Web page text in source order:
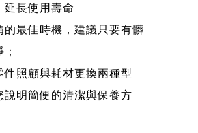
延長使用壽命
的最佳時機，建議只要有髒
件照顧與耗材更換兩種型
說明簡便的清潔與保養方